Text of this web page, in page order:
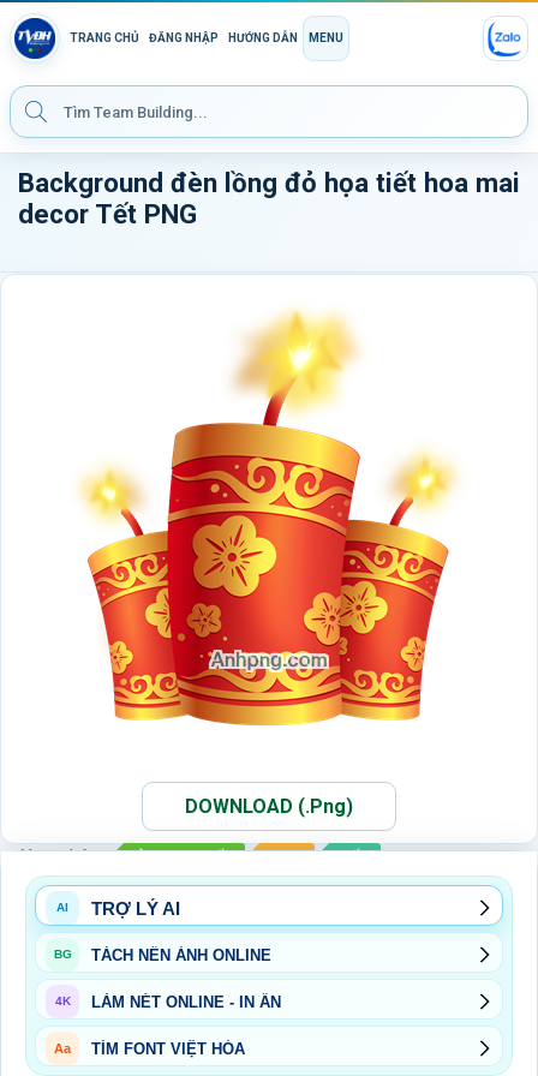
TRANG CHỦ ĐĂNG NHẬP HƯỚNG DẪN MENU
Background đèn lồng đỏ họa tiết hoa mai
decor Tết PNG
DOWNLOAD (.Png)
Xem thêm:
AI TRỢ LÝ AI
BG TÁCH NỀN ẢNH ONLINE
4K LÀM NÉT ONLINE - IN ẤN
Aa TÌM FONT VIỆT HÓA